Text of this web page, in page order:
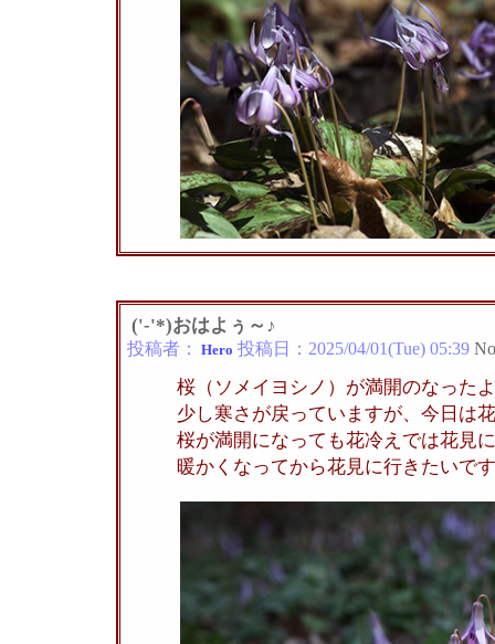
('-'*)おはよぅ～♪
投稿者： Hero 投稿日： 2025/04/01(Tue) 05:39
桜（ソメイヨシノ）が満開のなった
少し寒さが戻っていますが、今日は
桜が満開になっても花冷えでは花見
暖かくなってから花見に行きたいで